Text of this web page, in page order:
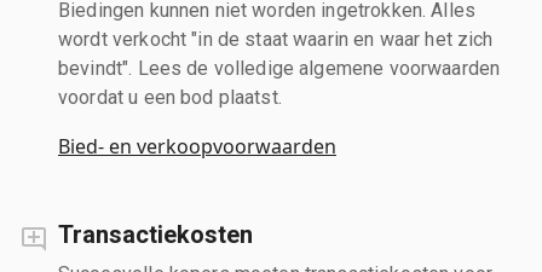
Biedingen kunnen niet worden ingetrokken. Alles
wordt verkocht "in de staat waarin en waar het zich
bevindt". Lees de volledige algemene voorwaarden
voordat u een bod plaatst.
Bied- en verkoopvoorwaarden
Transactiekosten